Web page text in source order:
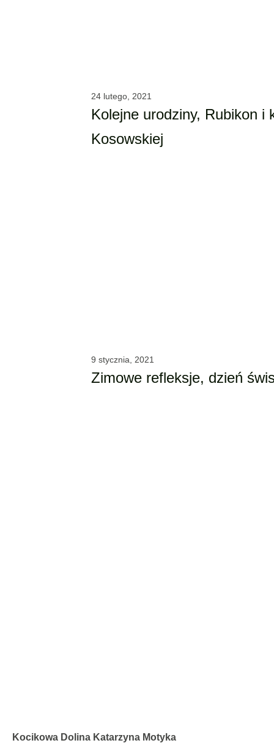
24 lutego, 2021
Kolejne urodziny, Rubikon i
Kosowskiej
9 stycznia, 2021
Zimowe refleksje, dzień
Kocikowa Dolina Katarzyna Motyka